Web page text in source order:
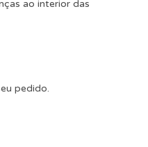
ao interior das
pedido.